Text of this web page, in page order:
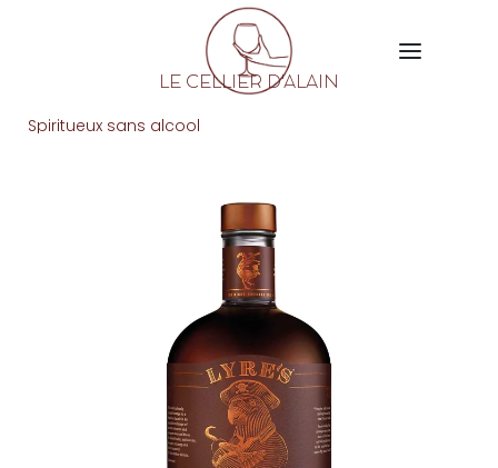
LE CELLIER D'ALAIN
Spiritueux sans alcool